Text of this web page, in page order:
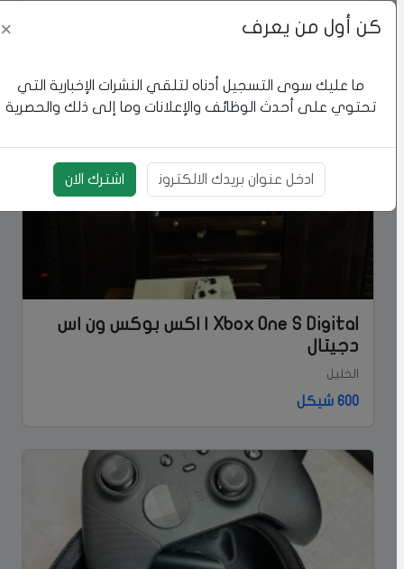
Xbox Series X | اكس بوكس سيريس اكس
الخليل
Xbox One S Digital | اكس بوكس ون اس
دجيتال
الخليل
600 شيكل
كن أول من يعرف ×
ما عليك سوى التسجيل أدناه لتلقي النشرات الإخبارية التي
تحتوي على أحدث الوظائف والإعلانات وما إلى ذلك والحصرية
بريد الالكتروني
اشترك الان